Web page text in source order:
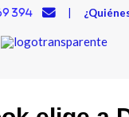
394 |